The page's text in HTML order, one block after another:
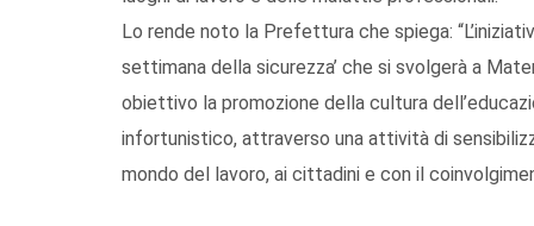
Lo rende noto la Prefettura che spiega:
settimana della sicurezza’ che si svolgerà a
obiettivo la promozione della cultura
infortunistico, attraverso una attività di
mondo del lavoro, ai cittadini e con il